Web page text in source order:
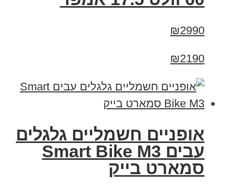
₪2990
₪2190
אופניים חשמליים גלגלים
עבים Smart Bike M3
סמארט בייק